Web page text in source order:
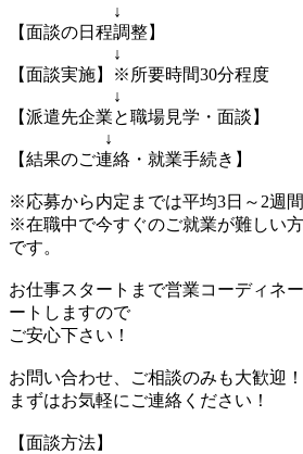
↓
【面談の日程調整】
↓
【面談実施】※所要時間30分程度
↓
【派遣先企業と職場見学・面談】
↓
【結果のご連絡・就業手続き】
※応募から内定までは平均3日～2週間
※在職中で今すぐのご就業が難しい
です。
お仕事スタートまで営業コーディネ
ートしますので
ご安心下さい！
お問い合わせ、ご相談のみも大歓迎！
まずはお気軽にご連絡ください！
【面談方法】